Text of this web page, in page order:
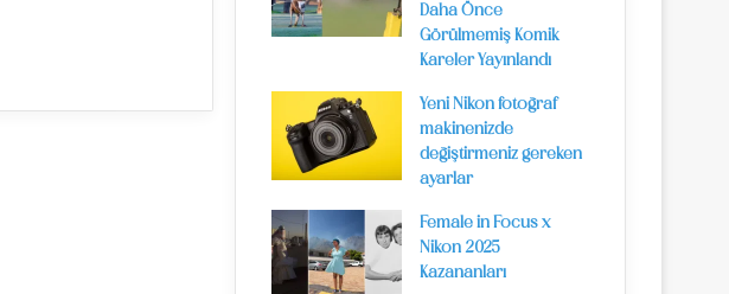
Daha Önce
Görülmemiş Komik
Kareler Yayınlandı
Yeni Nikon fotoğraf
makinenizde
değiştirmeniz gereken
ayarlar
Female in Focus x
Nikon 2025
Kazananları